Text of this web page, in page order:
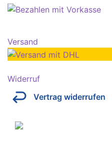
Versand
Widerruf
Vertrag widerrufen